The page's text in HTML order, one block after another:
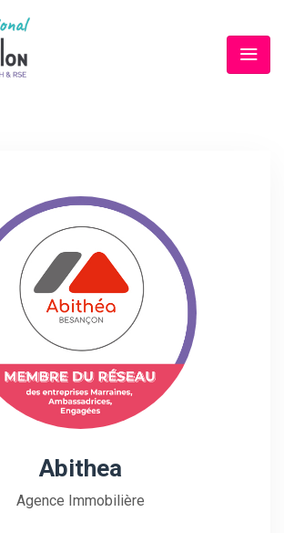
Abithea
Agence Immobilière